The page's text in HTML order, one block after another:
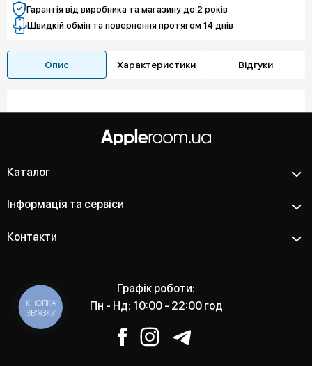
Гарантія від виробника та магазину до 2 років
Швидкій обмін та повернення протягом 14 днів
Опис Характеристики Відгуки
Каталог
Інформація та сервіси
Контакти
Графік роботи:
Пн - Нд: 10:00 - 22:00 год
КНОПКА
ЗВ'ЯЗКУ